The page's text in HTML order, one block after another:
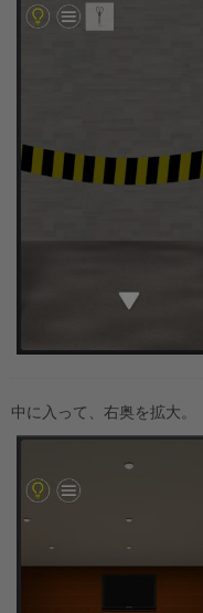
中に入って、右奥を拡大。